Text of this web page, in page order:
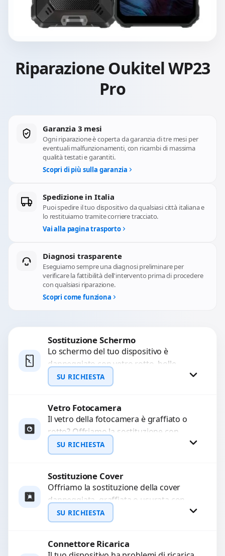
Riparazione Oukitel WP23
Pro
Garanzia 3 mesi
Ogni riparazione è coperta da garanzia di tre mesi per
eventuali malfunzionamenti, con ricambi di massima
qualità testati e garantiti.
Scopri di più sulla garanzia
Spedizione in Italia
Puoi spedire il tuo dispositivo da qualsiasi città italiana e
lo restituiamo tramite corriere tracciato.
Vai alla pagina trasporto
Diagnosi trasparente
Eseguiamo sempre una diagnosi preliminare per
verificare la fattibilità dell'intervento prima di procedere
con qualsiasi riparazione.
Scopri come funziona
Sostituzione Schermo
Lo schermo del tuo dispositivo è
danneggiato con vetro rotto, bolle,
macchie, schermo nero o pixel morti?
Sostituiamo schermi completi...
SU RICHIESTA
Richiedi Preventivo
WhatsApp
Vetro Fotocamera
Il vetro della fotocamera è graffiato o
rotto? Offriamo la sostituzione con
ricambi di alta qualità garantiti per 3
mesi....
SU RICHIESTA
Richiedi Preventivo
WhatsApp
Sostituzione Cover
Offriamo la sostituzione della cover
danneggiata, graffiata o usurata con
ricambi di alta qualità e garantiti.
Ripristiniamo l’aspetto estetico e...
SU RICHIESTA
Richiedi Preventivo
Connettore Ricarica